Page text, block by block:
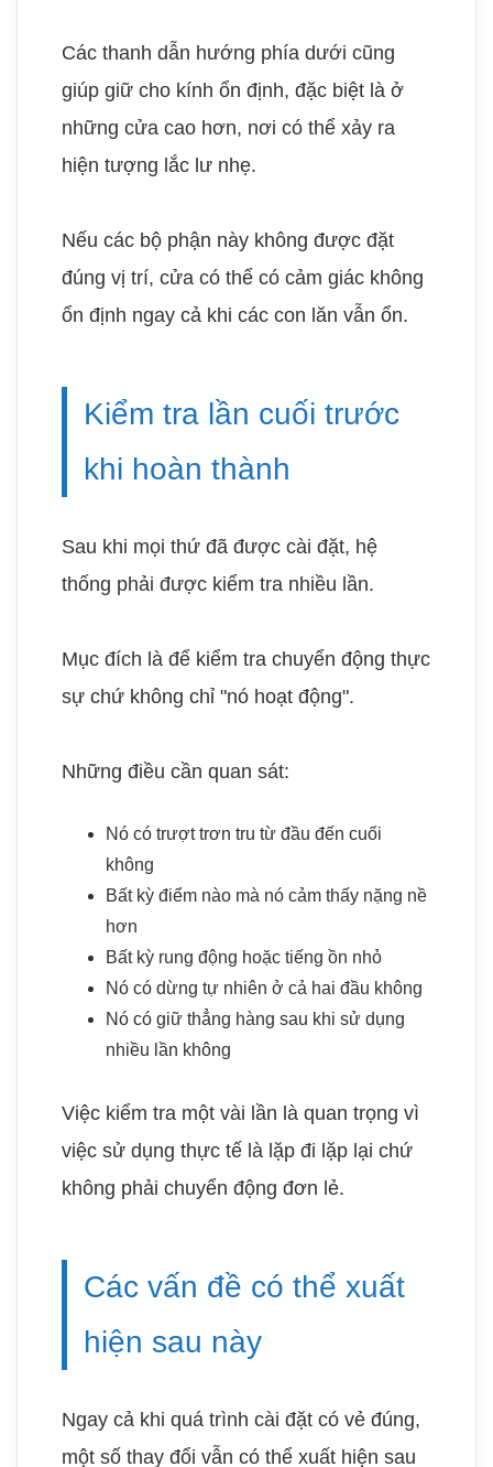
Các thanh dẫn hướng phía dưới cũng
giúp giữ cho kính ổn định, đặc biệt là ở
những cửa cao hơn, nơi có thể xảy ra
hiện tượng lắc lư nhẹ.
Nếu các bộ phận này không được đặt
đúng vị trí, cửa có thể có cảm giác không
ổn định ngay cả khi các con lăn vẫn ổn.
Kiểm tra lần cuối trước
khi hoàn thành
Sau khi mọi thứ đã được cài đặt, hệ
thống phải được kiểm tra nhiều lần.
Mục đích là để kiểm tra chuyển động thực
sự chứ không chỉ "nó hoạt động".
Những điều cần quan sát:
Nó có trượt trơn tru từ đầu đến cuối
không
Bất kỳ điểm nào mà nó cảm thấy nặng nề
hơn
Bất kỳ rung động hoặc tiếng ồn nhỏ
Nó có dừng tự nhiên ở cả hai đầu không
Nó có giữ thẳng hàng sau khi sử dụng
nhiều lần không
Việc kiểm tra một vài lần là quan trọng vì
việc sử dụng thực tế là lặp đi lặp lại chứ
không phải chuyển động đơn lẻ.
Các vấn đề có thể xuất
hiện sau này
Ngay cả khi quá trình cài đặt có vẻ đúng,
một số thay đổi vẫn có thể xuất hiện sau